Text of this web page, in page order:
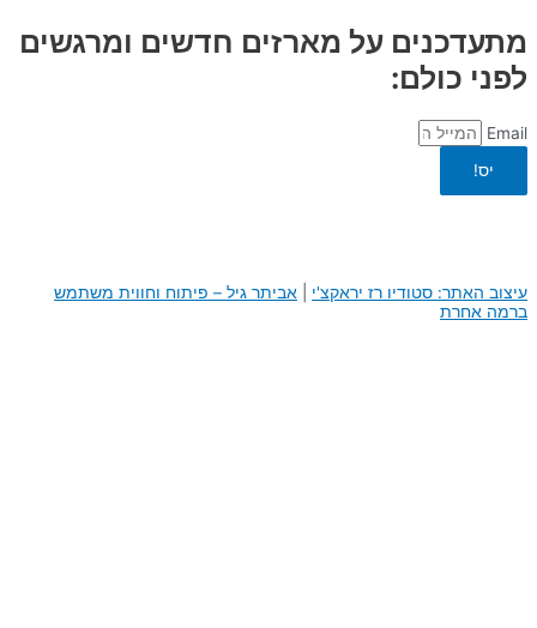
מתעדכנים על מארזים חדשים ומרגשים
לפני כולם:
Email
יס!
עיצוב האתר: סטודיו רז יראקצ'י אביתר גיל – פיתוח וחווית משתמש
ברמה אחרת